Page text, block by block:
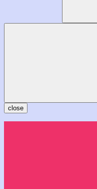
close